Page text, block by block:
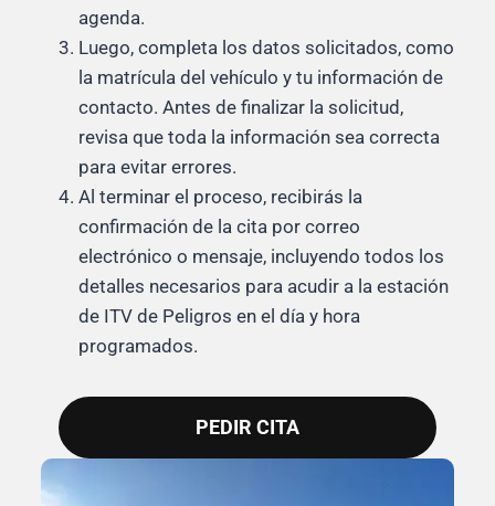
agenda.
Luego, completa los datos solicitados, como
la matrícula del vehículo y tu información de
contacto. Antes de finalizar la solicitud,
revisa que toda la información sea correcta
para evitar errores.
Al terminar el proceso, recibirás la
confirmación de la cita por correo
electrónico o mensaje, incluyendo todos los
detalles necesarios para acudir a la estación
de ITV de Peligros en el día y hora
programados.
PEDIR CITA